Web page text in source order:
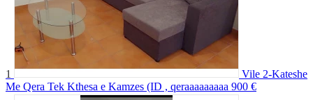
1
Vile 2-Kateshe
Me Qera Tek Kthesa e Kamzes (ID , qeraaaaaaaaa 900 €